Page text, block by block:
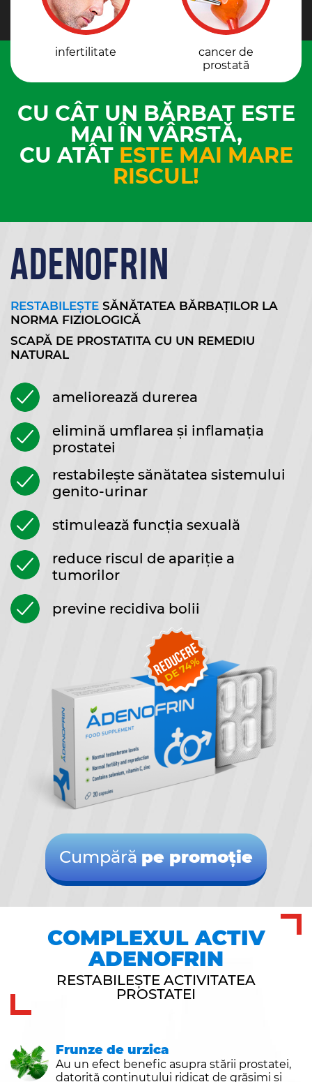
infertilitate
cancer de
prostată
CU CÂT UN BĂRBAT ESTE
MAI ÎN VÂRSTĂ,
CU ATÂT ESTE MAI MARE
RISCUL!
REDUCERE
DE74%
Cumpărăpe promoție
ADENOFRIN
RESTABILEȘTE SĂNĂTATEA BĂRBAȚILOR LA
NORMA FIZIOLOGICĂ
SCAPĂ DE PROSTATITA CU UN REMEDIU
NATURAL
ameliorează durerea
elimină umflarea și inflamația
prostatei
restabilește sănătatea sistemului
genito-urinar
stimulează funcția sexuală
reduce riscul de apariție a
tumorilor
previne recidiva bolii
COMPLEXUL ACTIV
ADENOFRIN
RESTABILEȘTE ACTIVITATEA
PROSTATEI
Frunze de urzica
Au un efect benefic asupra stării prostatei,
datorită conținutului ridicat de grăsimi și